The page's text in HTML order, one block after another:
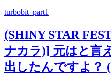
turbobit_part1
(SHINY STAR
ナカラ)] 元はと言
出したんですよ？